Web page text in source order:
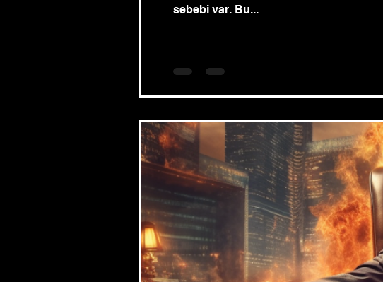
sebebi var. Bu...